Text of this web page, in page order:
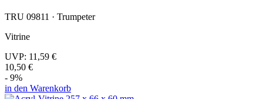
TRU 09811 · Trumpeter
Vitrine
UVP: 11,59 €
10,50 €
- 9%
in den Warenkorb